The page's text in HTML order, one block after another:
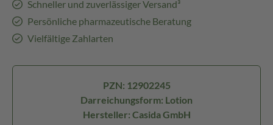
Schneller und zuverlässiger Versand³
Persönliche pharmazeutische Beratung
Vielfältige Zahlarten
PZN: 12902245
Darreichungsform: Lotion
Hersteller: Casida GmbH